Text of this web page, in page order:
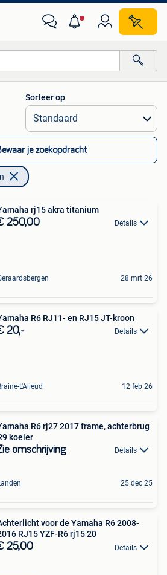
afstanden…
Sorteer op
je zoekopdracht
rj15 akra titanium
250,00 Details
28 mrt 26
R6 RJ11- en RJ15 JT-kroon
20,- Details
L'Alleud 12 feb 26
R6 rj27 2017 frame, achterbrug
koeler
omschrijving Details
25 dec 25
voor de Yamaha R6 2008-
RJ15 YZF-R6 rj15 20
25,00 Details